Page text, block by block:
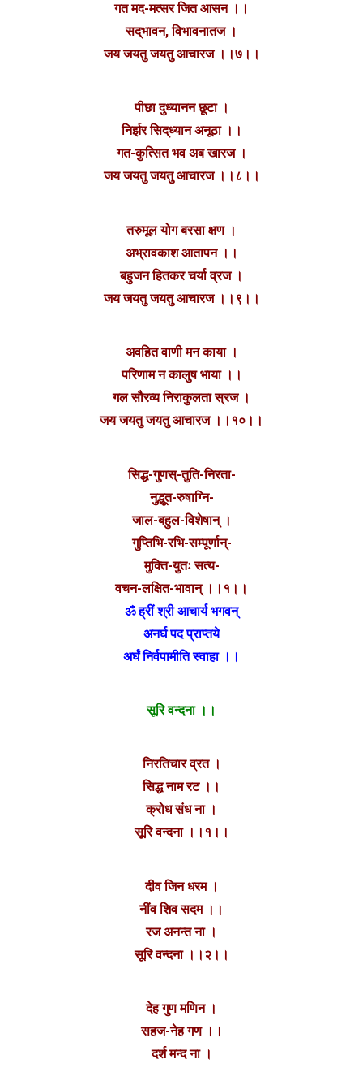
गत मद-मत्सर जित आसन ।।
सद्‌भावन, विभावनातज ।
जय जयतु जयतु आचारज ।।७।।
पीछा दुध्यानन छूटा ।
निर्झर सिद्‌ध्यान अनूठा ।।
गत-कुत्सित भव अब खारज ।
जय जयतु जयतु आचारज ।।८।।
तरुमूल योग बरसा क्षण ।
अभ्रावकाश आतापन ।।
बहुजन हितकर चर्या व्रज ।
जय जयतु जयतु आचारज ।।९।।
अवहित वाणी मन काया ।
परिणाम न कालुष भाया ।।
गल सौरव्य निराकुलता स्रज ।
जय जयतु जयतु आचारज ।।१०।।
सिद्ध-गुणस्-तुति-निरता-
नुद्भूत-रुषाग्नि-
जाल-बहुल-विशेषान् ।
गुप्तिभि-रभि-सम्पूर्णान्-
मुक्ति-युतः सत्य-
वचन-लक्षित-भावान् ।।१।।
ॐ ह्रीं श्री आचार्य भगवन्
अनर्घ पद प्राप्तये
अर्घं निर्वपामीति स्वाहा ।।
सूरि वन्दना ।।
निरतिचार व्रत ।
सिद्ध नाम रट ।।
क्रोध संध ना ।
सूरि वन्दना ।।१।।
दीव जिन धरम ।
नींव शिव सदम ।।
रज अनन्त ना ।
सूरि वन्दना ।।२।।
देह गुण मणिन ।
सहज-नेह गण ।।
दर्श मन्द ना ।